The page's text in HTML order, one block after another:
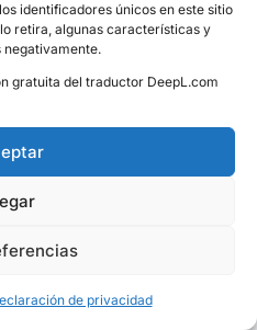
identificadores únicos en este sitio
retira, algunas características y
negativamente.
gratuita del traductor DeepL.com
de privacidad
del Universo de Pablo?
las donaciones?